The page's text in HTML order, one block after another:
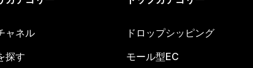
ャネル
探す
ドロップシッピング
モール型EC